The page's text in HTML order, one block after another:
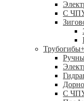
С
Трубогибы
С